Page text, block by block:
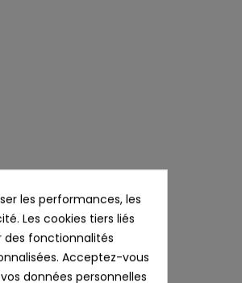
anti-UV. .
les performances, les
Les cookies tiers liés
des fonctionnalités
Acceptez-vous
données personnelles